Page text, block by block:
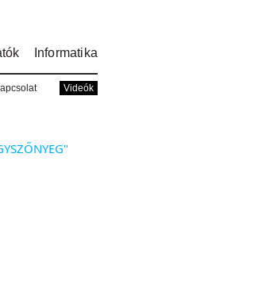
Informatika
Videók